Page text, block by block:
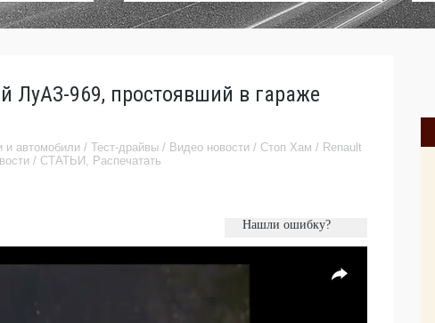
ЛуАЗ-969, простоявший в гараже
и автомобили / Тест-драйвы / Видео новости / Стоп Хам / Renault
/ СТАТЬИ , Распечатать
Нашли ошибку?